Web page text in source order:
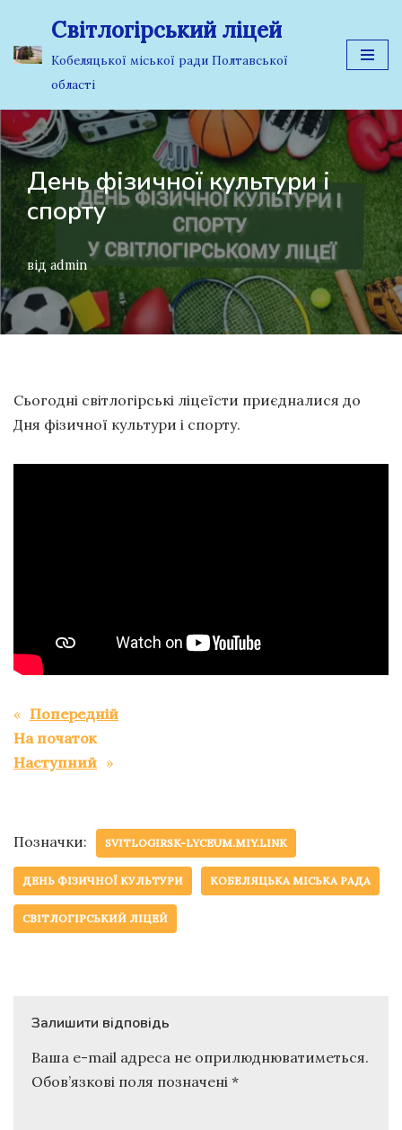
Перейти
Світлогірський ліцей
Кобеляцької міської ради Полтавської
області
День фізичної культури і
спорту
відadmin
Сьогодні світлогірські ліцеїсти приєдналися до
Дня фізичної культури і спорту.
« Попередній
На початок
Наступний »
Позначки: SVITLOGIRSK-LYCEUM.MIY.LINK
ДЕНЬ ФІЗИЧНОЇ КУЛЬТУРИ КОБЕЛЯЦЬКА МІСЬКА РАДА
СВІТЛОГІРСЬКИЙ ЛІЦЕЙ
Залишити відповідь
Ваша e-mail адреса не оприлюднюватиметься.
Обов’язкові поля позначені *